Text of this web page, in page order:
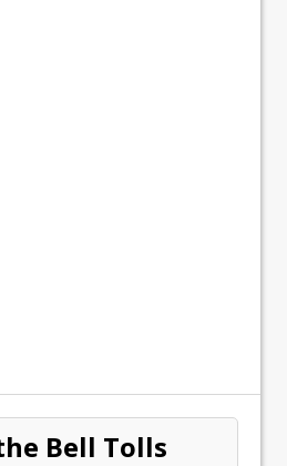
Bell Tolls